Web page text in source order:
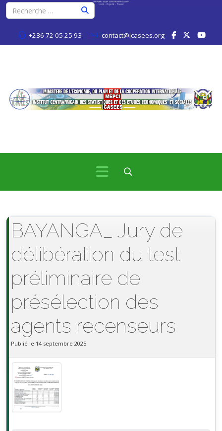
+236 72 05 25 93 contact@icasees.org
BAYANGA_ Jury de
délibération du test
préliminaire de
présélection des
agents recenseurs
Publié le 14 septembre 2025